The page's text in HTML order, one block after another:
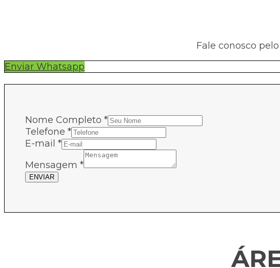
Fale conosco pelo
Enviar Whatsapp
Nome Completo *
Telefone *
E-mail *
Mensagem *
ENVIAR